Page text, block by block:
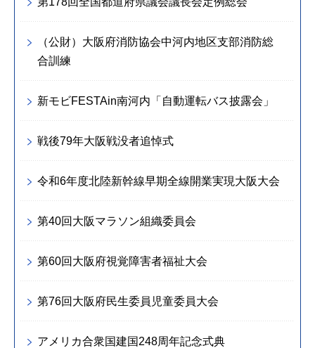
（公財）大阪府消防協会中河内地区支部消防総
合訓練
新モビFESTAin南河内「自動運転バス披露会」
戦後79年大阪戦没者追悼式
令和6年度北陸新幹線早期全線開業実現大阪大会
第40回大阪マラソン組織委員会
第60回大阪府視覚障害者福祉大会
第76回大阪府民生委員児童委員大会
アメリカ合衆国建国248周年記念式典